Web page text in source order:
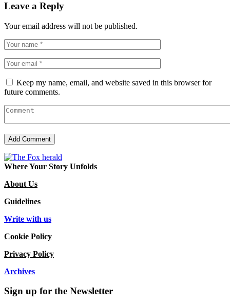
Leave a Reply
Your email address will not be published.
Keep my name, email, and website saved in this browser for
future comments.
Where Your Story Unfolds
About Us
Guidelines
Write with us
Cookie Policy
Privacy Policy
Archives
Sign up for the Newsletter